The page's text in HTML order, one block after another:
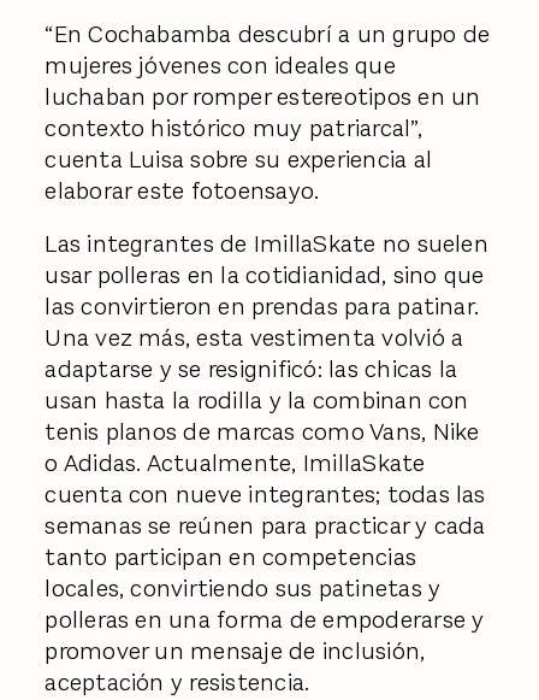
“En Cochabamba descubrí a un grupo de
mujeres jóvenes con ideales que
luchaban por romper estereotipos en un
contexto histórico muy patriarcal”,
cuenta Luisa sobre su experiencia al
elaborar este fotoensayo.
Las integrantes de ImillaSkate no suelen
usar polleras en la cotidianidad, sino que
las convirtieron en prendas para patinar.
Una vez más, esta vestimenta volvió a
adaptarse y se resignificó: las chicas la
usan hasta la rodilla y la combinan con
tenis planos de marcas como Vans, Nike
o Adidas. Actualmente, ImillaSkate
cuenta con nueve integrantes; todas las
semanas se reúnen para practicar y cada
tanto participan en competencias
locales, convirtiendo sus patinetas y
polleras en una forma de empoderarse y
promover un mensaje de inclusión,
aceptación y resistencia.